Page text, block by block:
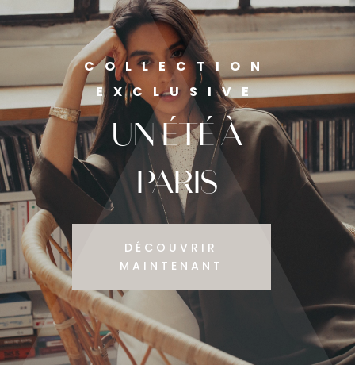
COLLECTION
EXCLUSIVE
UN ÉTÉ À
PARIS
DÉCOUVRIR
MAINTENANT